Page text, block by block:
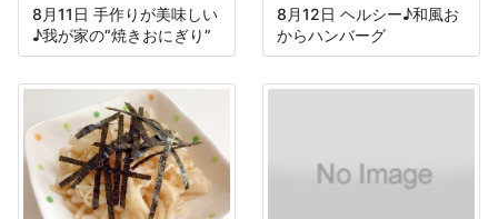
8月11日 手作りが美味しい
♪我が家の“焼きおにぎり”
8月12日 ヘルシー♪和風お
からハンバーグ